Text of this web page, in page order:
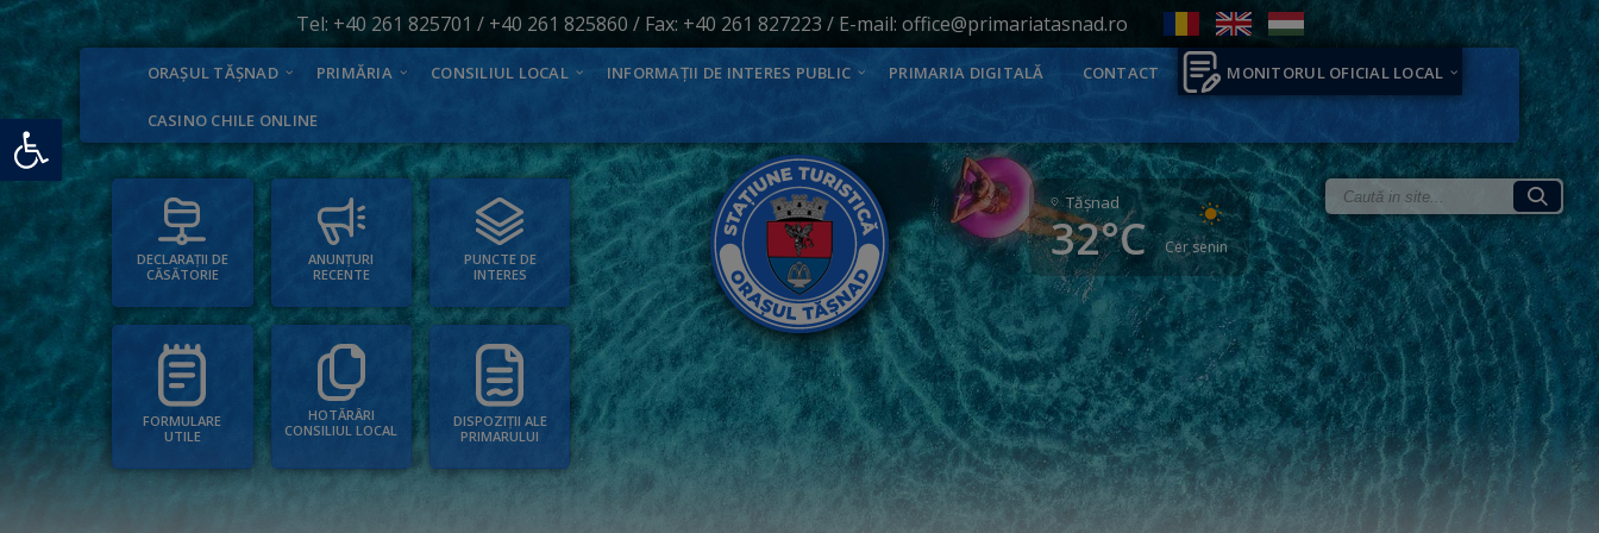
Deschide bara de unelte
Tel: +40 261 825701 / +40 261 825860 / Fax: +40 261 827223 / E-mail: office@primariatasnad.ro
ORAȘUL TĂȘNAD PRIMĂRIA CONSILIUL LOCAL INFORMAȚII DE INTERES PUBLIC PRIMARIA DIGITALĂ CONTACT MONITORUL OFICIAL LOCAL
CASINO CHILE ONLINE
DECLARAȚII DE
CĂSĂTORIE
ANUNȚURI
RECENTE
PUNCTE DE
INTERES
FORMULARE
UTILE
HOTĂRÂRI
CONSILIUL LOCAL
DISPOZIȚII ALE
PRIMARULUI
Tăşnad
32°C Cer senin